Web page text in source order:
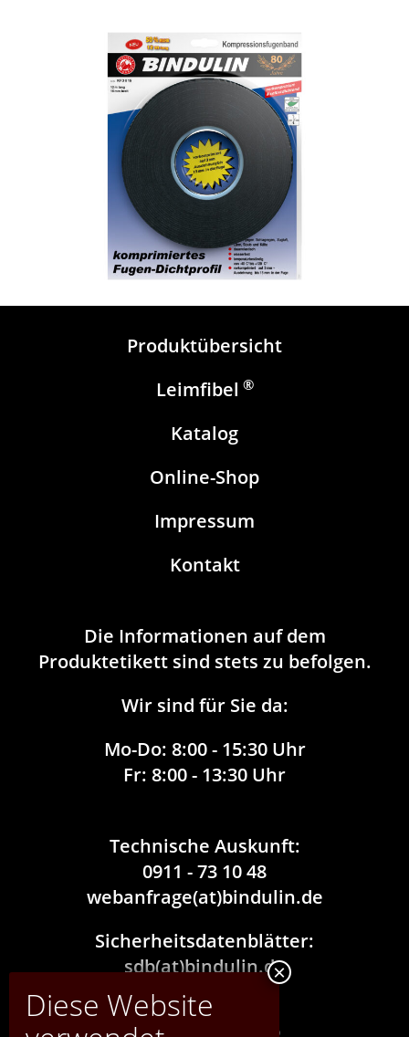
Produktübersicht
Leimfibel ®
Katalog
Online-Shop
Impressum
Kontakt
Die Informationen auf dem
Produktetikett sind stets zu befolgen.
Wir sind für Sie da:
Mo-Do: 8:00 - 15:30 Uhr
Fr: 8:00 - 13:30 Uhr
Technische Auskunft:
0911 - 73 10 48
webanfrage(at)bindulin.de
Sicherheitsdatenblätter:
sdb(at)bindulin.de
®